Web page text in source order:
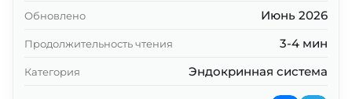
Также достойны упоминания
Обновлено Июнь 2026
Продолжительность чтения 3-4 мин
Категория Эндокринная система